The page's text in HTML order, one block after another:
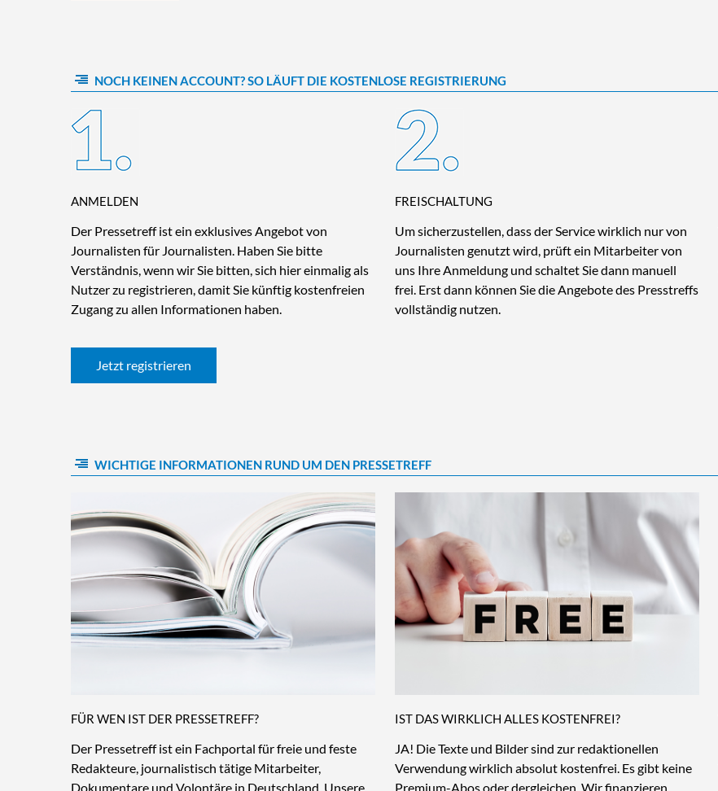
NOCH KEINEN ACCOUNT? SO LÄUFT DIE KOSTENLOSE REGISTRIERUNG
ANMELDEN
Der Pressetreff ist ein exklusives Angebot von
Journalisten für Journalisten. Haben Sie bitte
Verständnis, wenn wir Sie bitten, sich hier einmalig als
Nutzer zu registrieren, damit Sie künftig kostenfreien
Zugang zu allen Informationen haben.
FREISCHALTUNG
Um sicherzustellen, dass der Service wirklich nur von
Journalisten genutzt wird, prüft ein Mitarbeiter von
uns Ihre Anmeldung und schaltet Sie dann manuell
frei. Erst dann können Sie die Angebote des Presstreffs
vollständig nutzen.
Jetzt registrieren
WICHTIGE INFORMATIONEN RUND UM DEN PRESSETREFF
FÜR WEN IST DER PRESSETREFF?
Der Pressetreff ist ein Fachportal für freie und feste
Redakteure, journalistisch tätige Mitarbeiter,
Dokumentare und Volontäre in Deutschland. Unsere
IST DAS WIRKLICH ALLES KOSTENFREI?
JA! Die Texte und Bilder sind zur redaktionellen
Verwendung wirklich absolut kostenfrei. Es gibt keine
Premium-Abos oder dergleichen. Wir finanzieren